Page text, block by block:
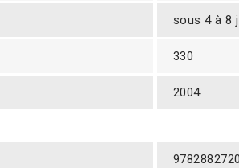
sous 4 à 8
330
2004